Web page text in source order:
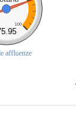
100
affluenze